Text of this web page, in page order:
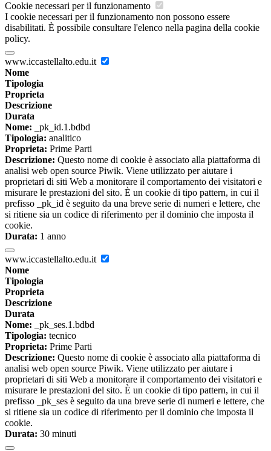
Cookie necessari per il funzionamento
I cookie necessari per il funzionamento non possono essere
disabilitati. È possibile consultare l'elenco nella pagina della cookie
policy.
www.iccastellalto.edu.it
Nome
Tipologia
Proprieta
Descrizione
Durata
Nome: _pk_id.1.bdbd
Tipologia: analitico
Proprieta: Prime Parti
Descrizione: Questo nome di cookie è associato alla piattaforma di
analisi web open source Piwik. Viene utilizzato per aiutare i
proprietari di siti Web a monitorare il comportamento dei visitatori e
misurare le prestazioni del sito. È un cookie di tipo pattern, in cui il
prefisso _pk_id è seguito da una breve serie di numeri e lettere, che
si ritiene sia un codice di riferimento per il dominio che imposta il
cookie.
Durata: 1 anno
www.iccastellalto.edu.it
Nome
Tipologia
Proprieta
Descrizione
Durata
Nome: _pk_ses.1.bdbd
Tipologia: tecnico
Proprieta: Prime Parti
Descrizione: Questo nome di cookie è associato alla piattaforma di
analisi web open source Piwik. Viene utilizzato per aiutare i
proprietari di siti Web a monitorare il comportamento dei visitatori e
misurare le prestazioni del sito. È un cookie di tipo pattern, in cui il
prefisso _pk_ses è seguito da una breve serie di numeri e lettere, che
si ritiene sia un codice di riferimento per il dominio che imposta il
cookie.
Durata: 30 minuti